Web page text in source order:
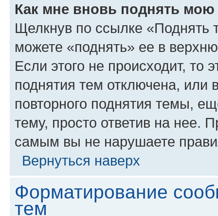
Как мне вновь поднять мою
Щелкнув по ссылке «Поднять
можете «поднять» ее в
Если этого не происходит, то
поднятия тем отключена, или
повторного поднятия темы,
тему, просто ответив на нее.
самым вы не нарушаете
Вернуться наверх
Форматирование
тем